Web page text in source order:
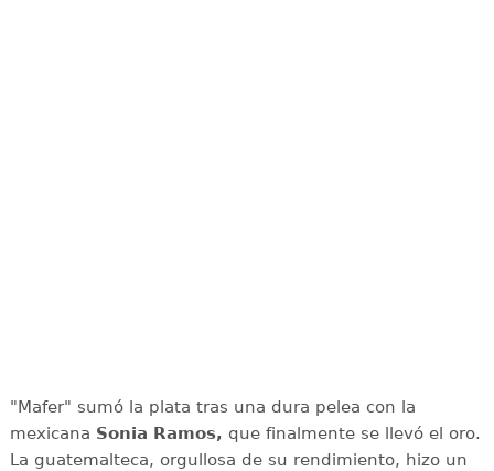
"Mafer" sumó la plata tras una dura pelea con la
mexicana Sonia Ramos, que finalmente se llevó el oro.
La guatemalteca, orgullosa de su rendimiento, hizo un